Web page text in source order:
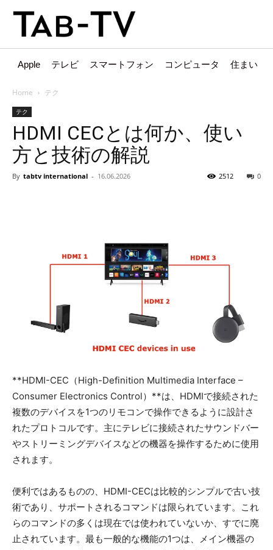
Apple テレビ スマートフォン コンピュータ 住まい
Home テク
テク
HDMI CECとは何か、使い
方と技術の解説
By tabtv international - 16.06.2026 0
2512
**HDMI-CEC（High-Definition Multimedia Interface –
Consumer Electronics Control）**は、HDMIで接続された
複数のデバイスを1つのリモコンで操作できるように設計さ
れたプロトコルです。主にテレビに接続されたサウンドバー
やストリーミングデバイスなどの機器を操作するために使用
されます。
便利ではあるものの、HDMI-CECは比較的シンプルで古い技
術であり、サポートされるコマンドは限られています。これ
らのコマンドの多くは現在では使われていないか、すでに廃
止されています。最も一般的な機能の1つは、メイン機器の